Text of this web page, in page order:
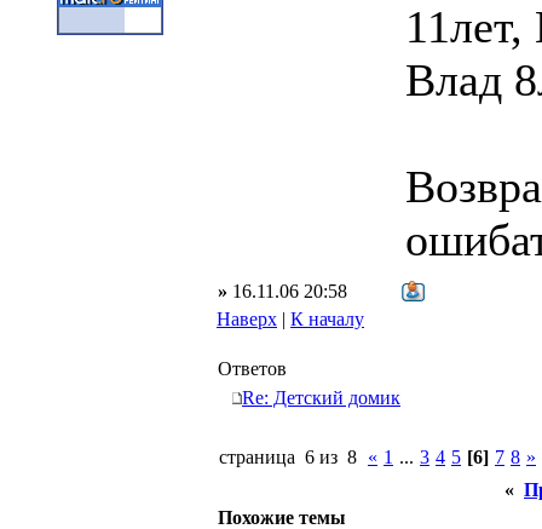
Влад
» 16.11.06 20:58
Наверх | К началу
Ответов
Re: Детский домик
страница 6 из 8 « 1 ... 3 4 5 [6] 7 8 »
«
Похожие темы